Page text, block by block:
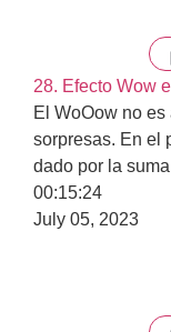
28. Efecto Wow
El WoOow no
sorpresas. En el
dado por la
00:15:24
July 05, 2023